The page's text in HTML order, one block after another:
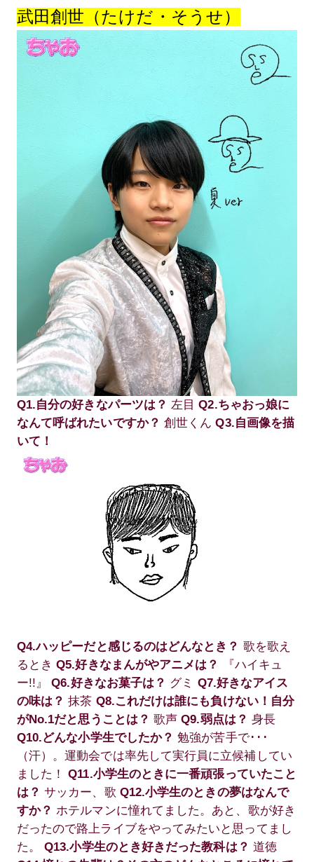
武田創世（たけだ・そうせ）
Q1.自分の好きなパーツは？ 左目Q2.ちゃおっ娘に
なんて呼ばれたいですか？ 創世くんQ3.自画像を描
いて！
Q4.ハッピーだと感じるのはどんなとき？ 歌を歌え
るときQ5.好きなまんがやアニメは？
『ハイキュ
ー!!』Q6.好きなお菓子は？ グミ Q7.好きなアイス
の味は？ 抹茶 Q8.これだけは誰にも負けない！自分
がNo.1だと思うことは？ 歌声Q9.弱点は？ 身長
Q10.どんな小学生でしたか？ 勉強が苦手で･･･
（汗）。運動会では率先して実行員に立候補してい
ました！Q11.小学生のときに一番頑張っていたこと
は？ サッカー、歌 Q12.小学生のときの夢はなんで
すか？ ホテルマンに憧れてました。あと、歌が好き
だったので路上ライブをやってみたいと思ってまし
た。Q13.小学生のとき好きだった教科は？ 道徳